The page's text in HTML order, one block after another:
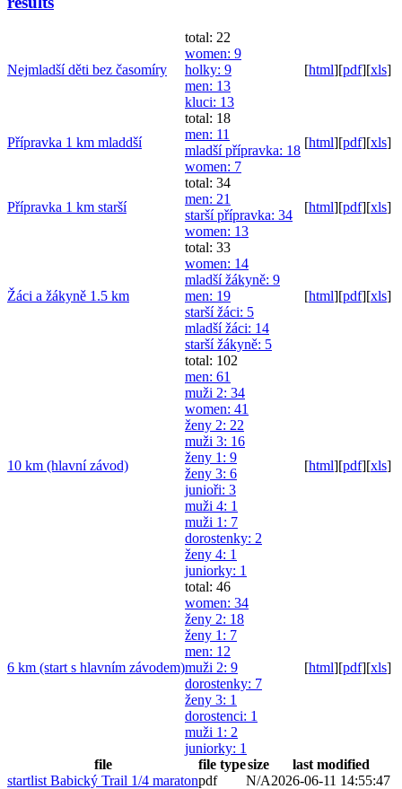
Nejmladší děti bez časomíry
total: 22
women: 9
holky: 9
men: 13
kluci: 13
[html][pdf][xls]
Přípravka 1 km mladdší
total: 18
men: 11
mladší přípravka: 18
women: 7
[html][pdf][xls]
Přípravka 1 km starší
total: 34
men: 21
starší přípravka: 34
women: 13
[html][pdf][xls]
Žáci a žákyně 1.5 km
total: 33
women: 14
mladší žákyně: 9
men: 19
starší žáci: 5
mladší žáci: 14
starší žákyně: 5
[html][pdf][xls]
10 km (hlavní závod)
total: 102
men: 61
muži 2: 34
women: 41
ženy 2: 22
muži 3: 16
ženy 1 : 9
ženy 3: 6
junioři: 3
muži 4: 1
muži 1 : 7
dorostenky: 2
ženy 4: 1
juniorky: 1
[html][pdf][xls]
6 km (start s hlavním závodem)
total: 46
women: 34
ženy 2: 18
ženy 1 : 7
men: 12
muži 2: 9
dorostenky: 7
ženy 3: 1
dorostenci: 1
muži 1 : 2
juniorky: 1
[html][pdf][xls]
file file typesize
last modified
startlist Babický Trail 1/4 maratonpdf N/A2026-06-11 14:55:47